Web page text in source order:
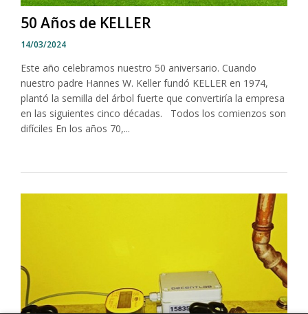
50 Años de KELLER
14/03/2024
Este año celebramos nuestro 50 aniversario. Cuando
nuestro padre Hannes W. Keller fundó KELLER en 1974,
plantó la semilla del árbol fuerte que convertiría la empresa
en las siguientes cinco décadas. Todos los comienzos son
difíciles En los años 70,...